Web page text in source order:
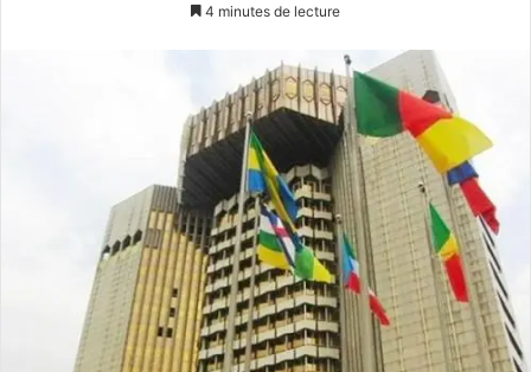
4 minutes de lecture